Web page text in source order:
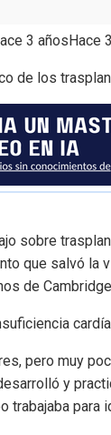
3 años Hace
sobre
que salvó la
de
pero muy
y
trabajaba